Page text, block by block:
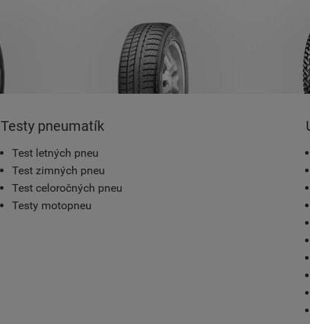
Testy pneumatík
Test letných pneu
Test zimných pneu
Test celoročných pneu
Testy motopneu